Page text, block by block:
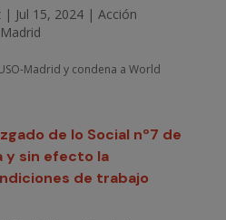
| Jul 15, 2024| Acción
de lo Social nº7 de
y sin efecto la
de trabajo